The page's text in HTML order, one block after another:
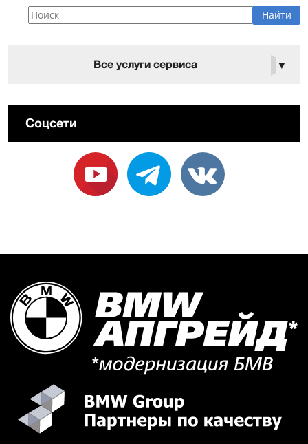
Все услуги сервиса ▼
Соцсети